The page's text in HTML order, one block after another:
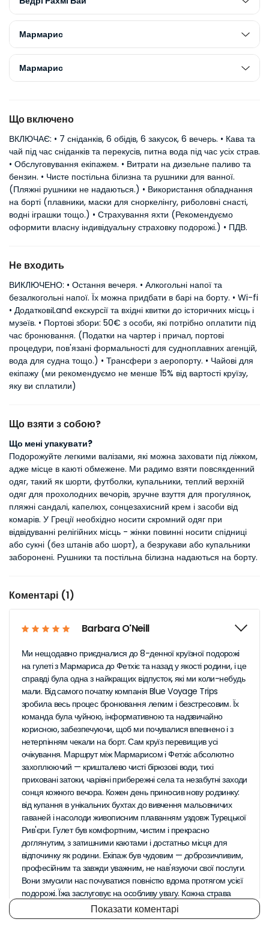
Мармарис
Мармарис
Що включено
ВКЛЮЧАЄ: • 7 сніданків, 6 обідів, 6 закусок, 6 вечерь. • Кава та
чай під час сніданків та перекусів, питна вода під час усіх страв.
• Обслуговування екіпажем. • Витрати на дизельне паливо та
бензин. • Чисте постільна білизна та рушники для ванної.
(Пляжні рушники не надаються.) • Використання обладнання
на борті (плавники, маски для сноркелінгу, риболовні снасті,
водні іграшки тощо.) • Страхування яхти (Рекомендуємо
оформити власну індивідуальну страховку подорожі.) • ПДВ.
Не входить
ВИКЛЮЧЕНО: • Остання вечеря. • Алкогольні напої та
безалкогольні напої. Їх можна придбати в барі на борту. • Wi-fi
• ДодатковіLand екскурсії та вхідні квитки до історичних місць і
музеїв. • Портові збори: 50€ з особи, які потрібно оплатити під
час бронювання. (Податки на чартер і причал, портові
процедури, пов'язані формальності для судноплавних агенцій,
вода для судна тощо.) • Трансфери з аеропорту. • Чайові для
екіпажу (ми рекомендуємо не менше 15% від вартості круїзу,
яку ви сплатили)
Що взяти з собою?
Що мені упакувати?
Подорожуйте легкими валізами, які можна заховати під ліжком,
адже місце в каюті обмежене. Ми радимо взяти повсякденний
одяг, такий як шорти, футболки, купальники, теплий верхній
одяг для прохолодних вечорів, зручне взуття для прогулянок,
пляжні сандалі, капелюх, сонцезахисний крем і засоби від
комарів. У Греції необхідно носити скромний одяг при
відвідуванні релігійних місць - жінки повинні носити спідниці
або сукні (без штанів або шорт), а безрукави або купальники
заборонені. Рушники та постільна білизна надаються на борту.
Коментарі (1)
Barbara O'Neill
Ми нещодавно приєдналися до 8-денної круїзної подорожі
на гулеті з Мармариса до Фетхіє та назад у якості родини, і це
справді була одна з найкращих відпусток, які ми коли-небудь
мали. Від самого початку компанія Blue Voyage Trips
зробила весь процес бронювання легким і безстресовим. Їх
команда була чуйною, інформативною та надзвичайно
корисною, забезпечуючи, щоб ми почувалися впевнено і з
нетерпінням чекали на борт. Сам круїз перевищив усі
очікування. Маршрут між Мармарисом і Фетхіє абсолютно
захоплюючий — кришталево чисті бірюзові води, тихі
приховані затоки, чарівні прибережні села та незабутні заходи
сонця кожного вечора. Кожен день приносив нову родзинку:
від купання в унікальних бухтах до вивчення мальовничих
гаваней і насолоди живописним плаванням уздовж Турецької
Рив'єри. Гулет був комфортним, чистим і прекрасно
доглянутим, з затишними каютами і достатньо місця для
відпочинку як родини. Екіпаж був чудовим — доброзичливим,
професійним та завжди уважним, не нав'язуючи свої послуги.
Вони змусили нас почуватися повністю вдома протягом усієї
подорожі. Їжа заслуговує на особливу увагу. Кожна страва
була свіжоприготовленою, різноманітною та смачною —
традиційні турецькі страви, свіжі морепродукти, яскраві салати
Показати коментарі